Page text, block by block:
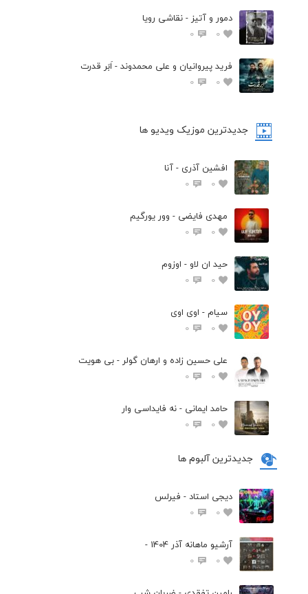
دمور و آتیز - نقاشی رویا
0
0
فرید پیروانیان و علی محمدوند - اَبَر قدرت
0
0
جدیدترین موزیک ویدیو ها
افشین آذری - آنا
0
0
مهدی فایضی - وور یورگیم
0
0
حید ان لاو - اوزوم
0
0
سیام - اوی اوی
0
0
علی حسین زاده و ارهان گولر - بی هویت
0
0
حامد ایمانی - نه فایداسی وار
0
0
جدیدترین آلبوم ها
دیجی استاد - فیرلس
0
0
آرشیو ماهانه آذر 1404 -
0
0